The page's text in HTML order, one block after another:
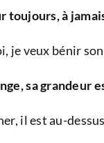
toujours, à
je veux bénir
sa grandeur
il est au-